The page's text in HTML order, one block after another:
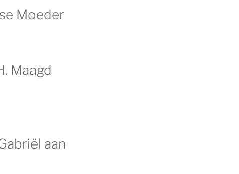
Moeder
Maagd
aan